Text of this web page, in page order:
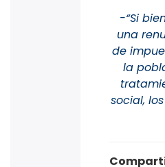
-“Si
una
de
la
social,